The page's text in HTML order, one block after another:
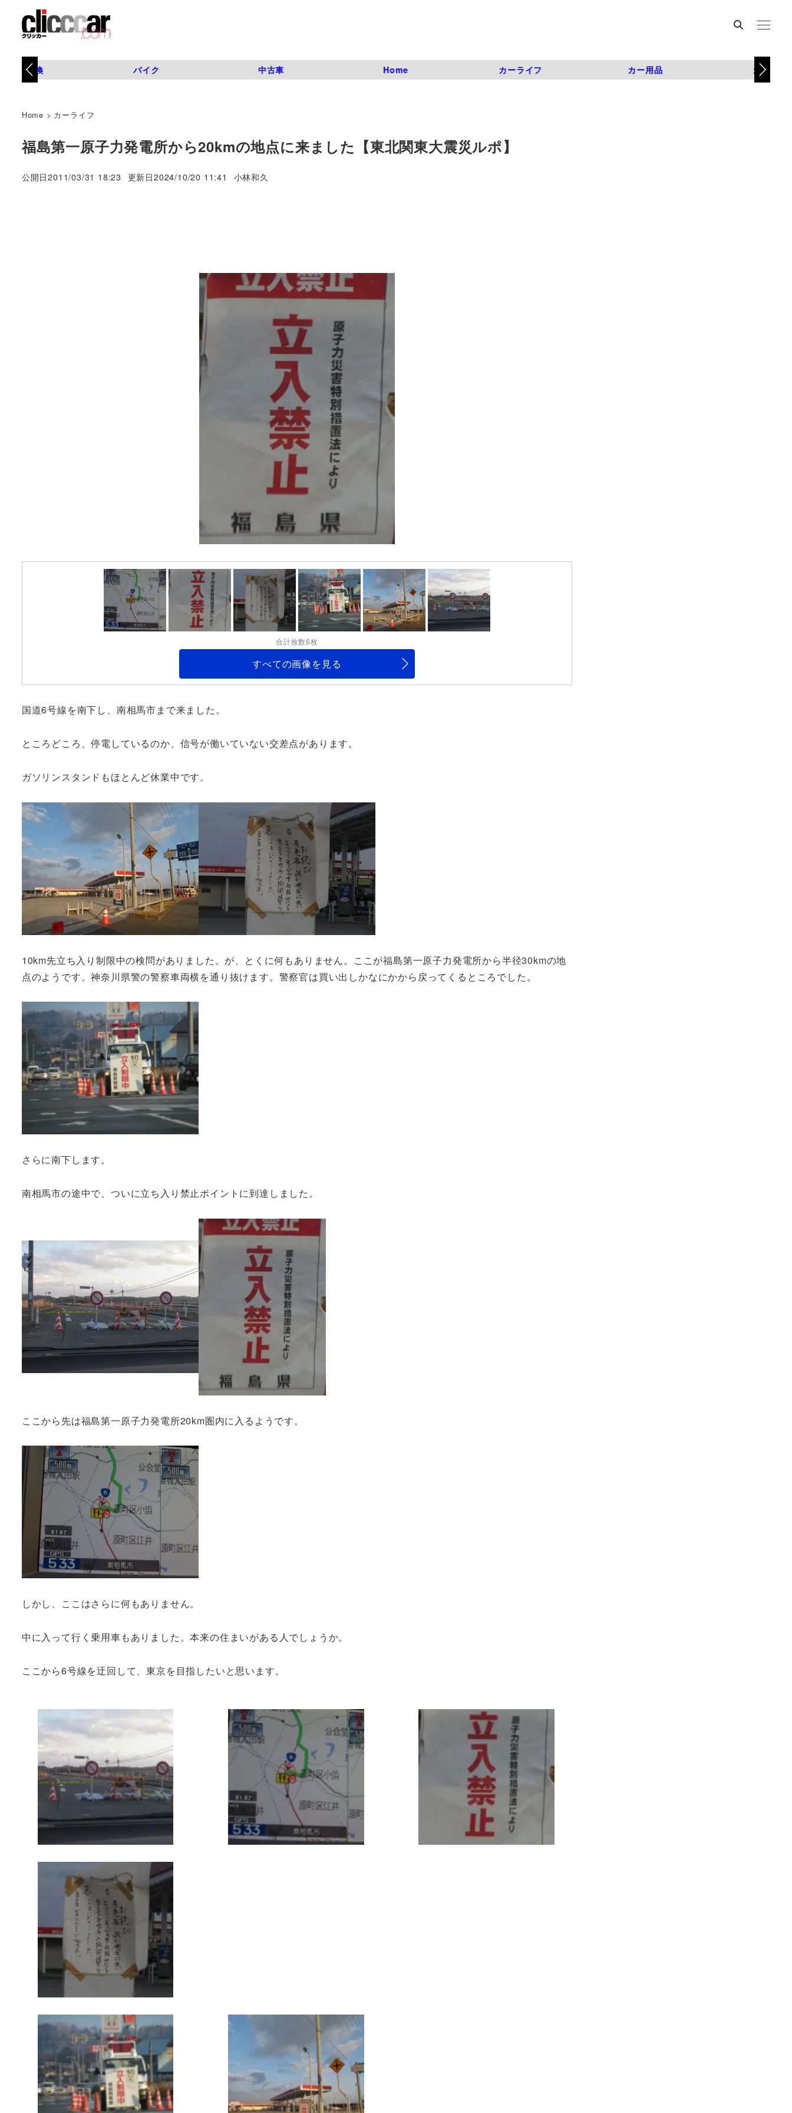
タイヤ交換 バイク 中古車 Home カーライフ カー用品 カスタム
Home > カーライフ
福島第一原子力発電所から20kmの地点に来ました【東北関東大震災ルポ】
公開日2011/03/31 18:23 更新日2024/10/20 11:41
著
小林和久
合計枚数6枚
すべての画像を見る
国道6号線を南下し、南相馬市まで来ました。
ところどころ、停電しているのか、信号が働いていない交差点があります。
ガソリンスタンドもほとんど休業中です。
10km先立ち入り制限中の検問がありました。が、とくに何もありません。ここが福島第一原子力発電所から半径30kmの地
点のようです。神奈川県警の警察車両横を通り抜けます。警察官は買い出しかなにかから戻ってくるところでした。
さらに南下します。
南相馬市の途中で、ついに立ち入り禁止ポイントに到達しました。
ここから先は福島第一原子力発電所20km圏内に入るようです。
しかし、ここはさらに何もありません。
中に入って行く乗用車もありました。本来の住まいがある人でしょうか。
ここから6号線を迂回して、東京を目指したいと思います。